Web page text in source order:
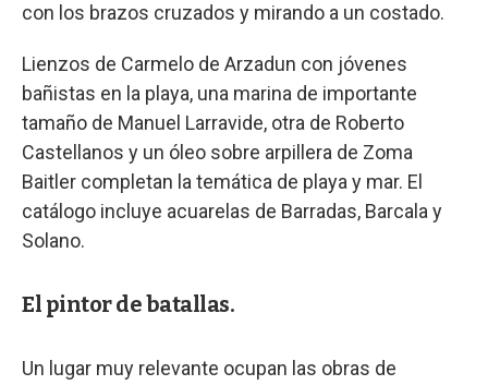
con los brazos cruzados y mirando a un costado.
Lienzos de Carmelo de Arzadun con jóvenes
bañistas en la playa, una marina de importante
tamaño de Manuel Larravide, otra de Roberto
Castellanos y un óleo sobre arpillera de Zoma
Baitler completan la temática de playa y mar. El
catálogo incluye acuarelas de Barradas, Barcala y
Solano.
El pintor de batallas.
Un lugar muy relevante ocupan las obras de